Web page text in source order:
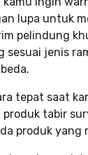
lupa untuk
pelindung
sesuai jenis
tepat saat
produk tabir
produk yang